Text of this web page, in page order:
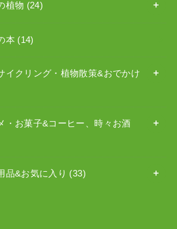
植物 (24)
本 (14)
イクリング・植物散策&おでかけ
・お菓子&コーヒー、時々お酒
品&お気に入り (33)